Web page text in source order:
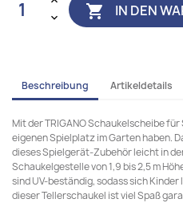
 IN DEN
Beschreibung Artikeldetails
Mit der TRIGANO Schaukelscheibe
eigenen Spielplatz im Garten haben.
dieses Spielgerät-Zubehör leicht in
Schaukelgestelle von 1,9 bis 2,5 m
sind UV-beständig, sodass sich
dieser Tellerschaukel ist viel Spaß